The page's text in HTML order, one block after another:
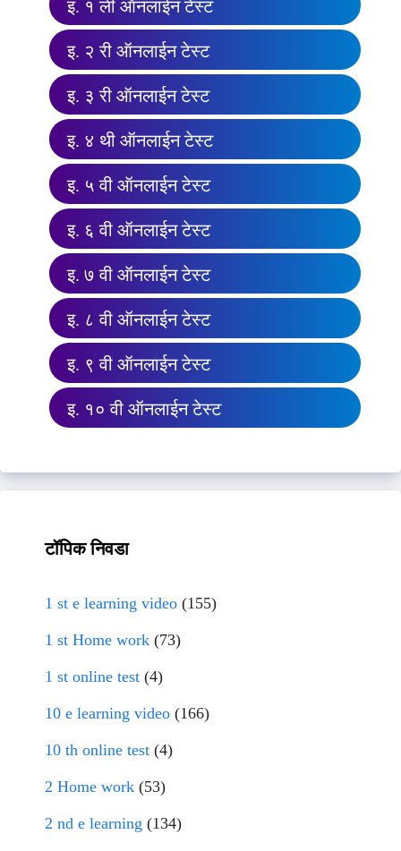
इ. १ ली ऑनलाईन टेस्ट
इ. २ री ऑनलाईन टेस्ट
इ. ३ री ऑनलाईन टेस्ट
इ. ४ थी ऑनलाईन टेस्ट
इ. ५ वी ऑनलाईन टेस्ट
इ. ६ वी ऑनलाईन टेस्ट
इ. ७ वी ऑनलाईन टेस्ट
इ. ८ वी ऑनलाईन टेस्ट
इ. ९ वी ऑनलाईन टेस्ट
इ. १० वी ऑनलाईन टेस्ट
टॉपिक निवडा
1 st e learning video (155)
1 st Home work (73)
1 st online test (4)
10 e learning video (166)
10 th online test (4)
2 Home work (53)
2 nd e learning (134)